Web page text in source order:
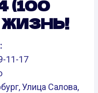
(100
ЖИЗНЬ!
11-17
Улица Салова,